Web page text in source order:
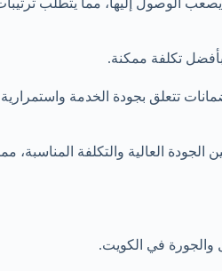
تكلفة ممكنة.
تتعلق بجودة الخدمة
العالية والتكلفة المناسبة،
في الكويت.